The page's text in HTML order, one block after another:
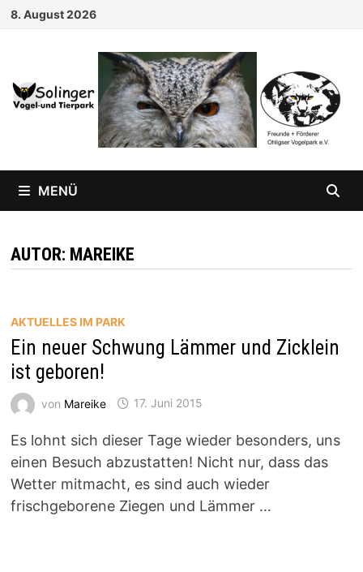
Zum
8. August 2026
MENÜ
AUTOR: MAREIKE
AKTUELLES IM PARK
Ein neuer Schwung Lämmer und Zicklein
ist geboren!
von Mareike 17. Juni 2015
Es lohnt sich dieser Tage wieder besonders, uns
einen Besuch abzustatten! Nicht nur, dass das
Wetter mitmacht, es sind auch wieder
frischgeborene Ziegen und Lämmer …